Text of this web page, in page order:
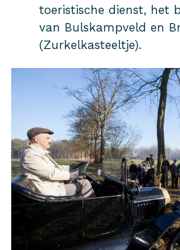
toeristische dienst, het
van Bulskampveld en
(Zurkelkasteeltje).